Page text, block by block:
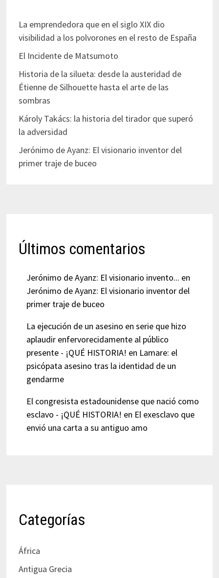
La emprendedora que en el siglo XIX dio
visibilidad a los polvorones en el resto de España
El Incidente de Matsumoto
Historia de la silueta: desde la austeridad de
Étienne de Silhouette hasta el arte de las
sombras
Károly Takács: la historia del tirador que superó
la adversidad
Jerónimo de Ayanz: El visionario inventor del
primer traje de buceo
Últimos comentarios
Jerónimo de Ayanz: El visionario invento... en
Jerónimo de Ayanz: El visionario inventor del
primer traje de buceo
La ejecución de un asesino en serie que hizo
aplaudir enfervorecidamente al público
presente - ¡QUÉ HISTORIA! en Lamare: el
psicópata asesino tras la identidad de un
gendarme
El congresista estadounidense que nació como
esclavo - ¡QUÉ HISTORIA! en El exesclavo que
envió una carta a su antiguo amo
Categorías
África
Antigua Grecia